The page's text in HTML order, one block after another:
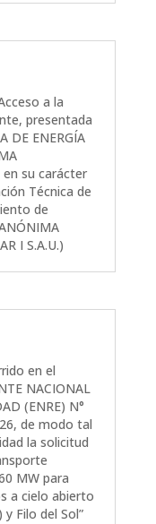
a la
presentada
DE ENERGÍA
en su carácter
Técnica de
de
I S.A.U.)
en el
NACIONAL
(ENRE) N°
de modo tal
la solicitud
MW para
a cielo abierto
Filo del Sol”